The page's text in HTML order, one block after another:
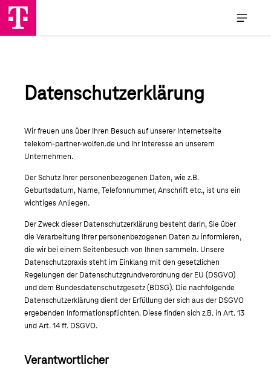
Datenschutzerklärung
Wir freuen uns über Ihren Besuch auf unserer Internetseite
telekom-partner-wolfen.de und Ihr Interesse an unserem
Unternehmen.
Der Schutz Ihrer personenbezogenen Daten, wie z.B.
Geburtsdatum, Name, Telefonnummer, Anschrift etc., ist uns ein
wichtiges Anliegen.
Der Zweck dieser Datenschutzerklärung besteht darin, Sie über
die Verarbeitung Ihrer personenbezogenen Daten zu informieren,
die wir bei einem Seitenbesuch von Ihnen sammeln. Unsere
Datenschutzpraxis steht im Einklang mit den gesetzlichen
Regelungen der Datenschutzgrundverordnung der EU (DSGVO)
und dem Bundesdatenschutzgesetz (BDSG). Die nachfolgende
Datenschutzerklärung dient der Erfüllung der sich aus der DSGVO
ergebenden Informationspflichten. Diese finden sich z.B. in Art. 13
und Art. 14 ff. DSGVO.
Verantwortlicher